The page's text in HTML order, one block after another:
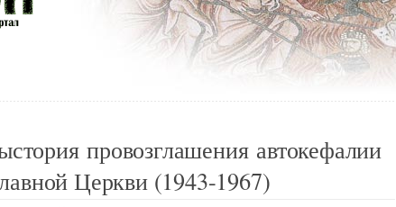
провозглашения автокефалии
Церкви (1943-1967)